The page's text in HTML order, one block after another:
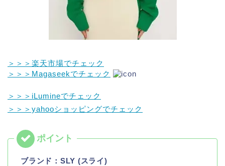
＞＞＞楽天市場でチェック
＞＞＞Magaseekでチェック
＞＞＞iLumineでチェック
＞＞＞yahooショッピングでチェック
ブランド： SLY (スライ)